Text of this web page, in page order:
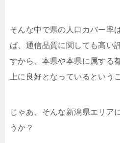
そんな中で県の人口カバー率
ば、通信品質に関しても高い
すから、本県や本県に属する
上に良好となっているという
じゃあ、そんな新潟県エリア
うか？